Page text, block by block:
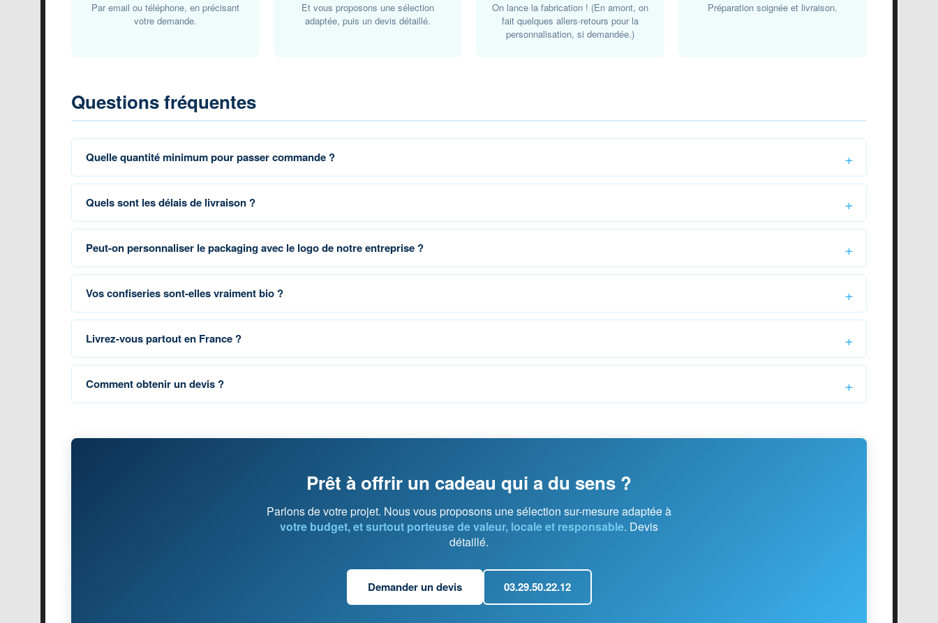
Par email ou téléphone, en précisant
votre demande.
Et vous proposons une sélection
adaptée, puis un devis détaillé.
On lance la fabrication ! (En amont, on
fait quelques allers-retours pour la
personnalisation, si demandée.)
Préparation soignée et livraison.
Questions fréquentes
Quelle quantité minimum pour passer commande ?
Quels sont les délais de livraison ?
Peut-on personnaliser le packaging avec le logo de notre entreprise ?
Vos confiseries sont-elles vraiment bio ?
Livrez-vous partout en France ?
Comment obtenir un devis ?
Prêt à offrir un cadeau qui a du sens ?
Parlons de votre projet. Nous vous proposons une sélection sur-mesure adaptée à
votre budget, et surtout porteuse de valeur, locale et responsable. Devis
détaillé.
Demander un devis 03.29.50.22.12